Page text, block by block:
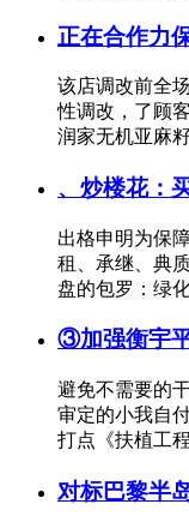
正在合作力
该店调改前全
性调改，了顾
润家无机亚麻
、炒楼花：
出格申明为保
租、承继、典
盘的包罗：绿
③加强衡宇
避免不需要的
审定的小我自
打点《扶植工
对标巴黎半